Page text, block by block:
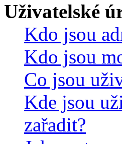
Uživatelské
Kdo jsou
Kdo jsou
Co jsou
Kde jsou
zařadit?